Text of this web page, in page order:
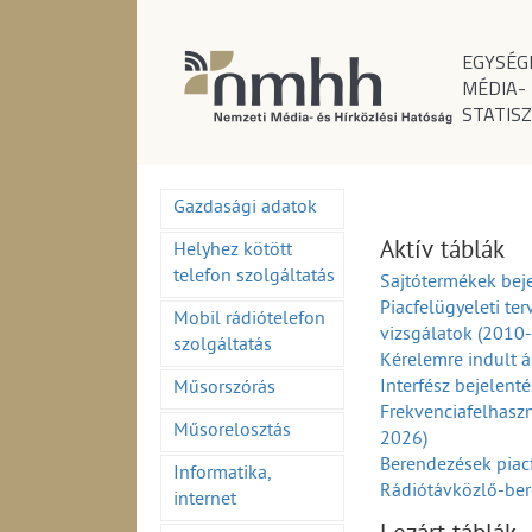
MÉDIA-
Gazdasági adatok
Helyhez kötött
telefon szolgáltatás
Mobil rádiótelefon
szolgáltatás
Műsorszórás
Műsorelosztás
Informatika,
internet
Aktív táblák
Sajtótermékek
Piacfelügyeleti
vizsgálatok
Kérelemre indult
Interfész
2026)
Berendezések
Rádiótávközlő-
(1995-2026)